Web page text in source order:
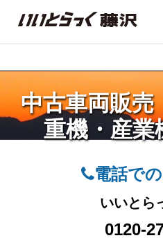
いいとらっく藤沢
中古車両販
重機・産業
電話で
いいとら
0120-